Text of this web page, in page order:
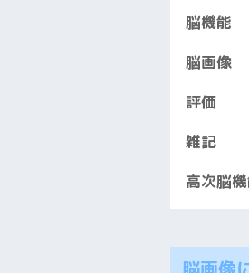
脳機能
脳画像
評価
雑記
高次脳